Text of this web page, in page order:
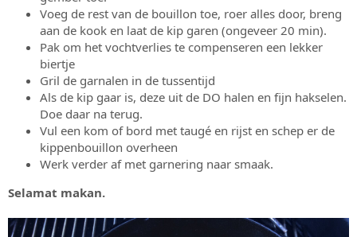
Voeg de rest van de bouillon toe, roer alles door, breng
aan de kook en laat de kip garen (ongeveer 20 min).
Pak om het vochtverlies te compenseren een lekker
biertje
Gril de garnalen in de tussentijd
Als de kip gaar is, deze uit de DO halen en fijn hakselen.
Doe daar na terug.
Vul een kom of bord met taugé en rijst en schep er de
kippenbouillon overheen
Werk verder af met garnering naar smaak.
Selamat makan.